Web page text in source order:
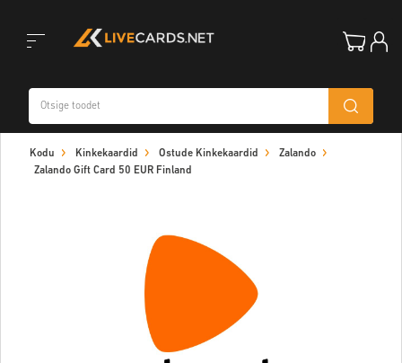
navigation
Kodu Kinkekaardid Ostude Kinkekaardid
Zalando
Zalando Gift Card 50 EUR Finland